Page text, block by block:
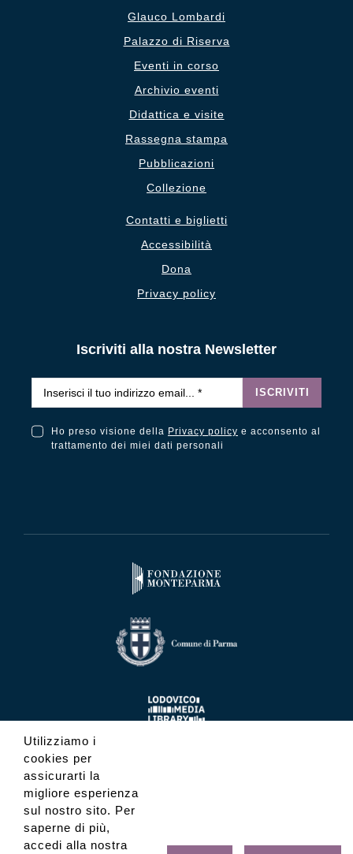
Glauco Lombardi
Palazzo di Riserva
Eventi in corso
Archivio eventi
Didattica e visite
Rassegna stampa
Pubblicazioni
Collezione
Contatti e biglietti
Accessibilità
Dona
Privacy policy
Iscriviti alla nostra Newsletter
ISCRIVITI
Ho preso visione della Privacy policy e acconsento al
trattamento dei miei dati personali
Utilizziamo i
cookies per
assicurarti la
migliore esperienza
sul nostro sito. Per
saperne di più,
accedi alla nostra